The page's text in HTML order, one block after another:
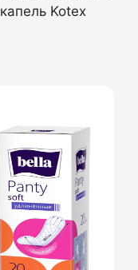
капель Kotex